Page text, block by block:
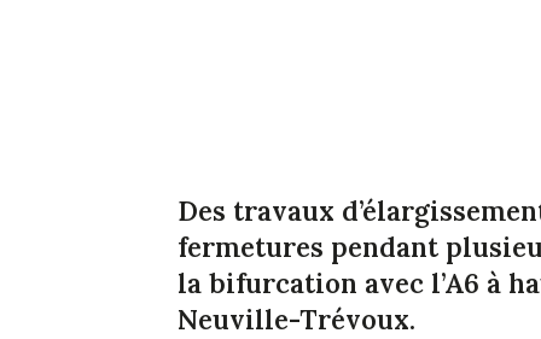
Des travaux
fermetures pendant
la bifurcation avec l’A6 à
Neuville-Trévoux.